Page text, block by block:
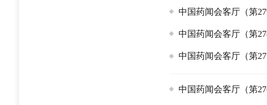
中国药闻会客厅（第
中国药闻会客厅（第
中国药闻会客厅（第
中国药闻会客厅（第